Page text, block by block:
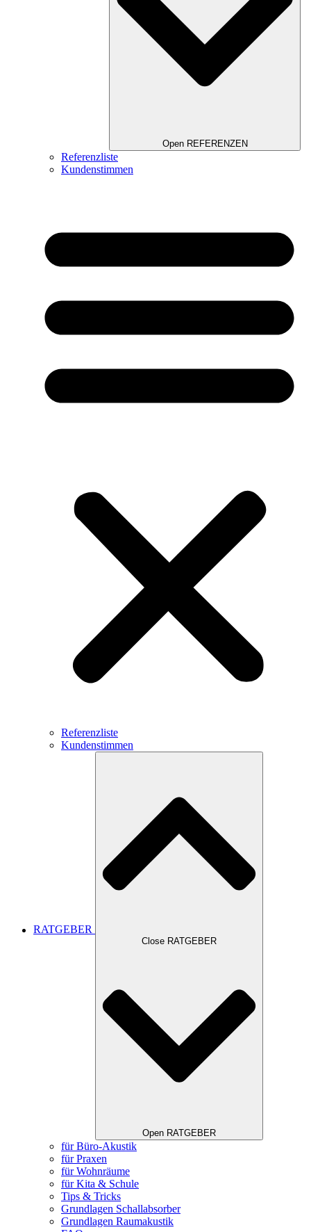
Open REFERENZEN
Referenzliste
Kundenstimmen
Referenzliste
Kundenstimmen
RATGEBER
Close RATGEBER
Open RATGEBER
für Büro-Akustik
für Praxen
für Wohnräume
für Kita & Schule
Tips & Tricks
Grundlagen Schallabsorber
Grundlagen Raumakustik